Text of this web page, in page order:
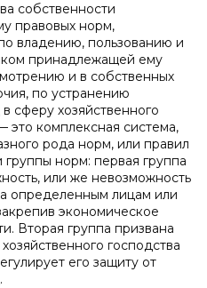
собственности
правовых норм,
владению, пользованию и
принадлежащей ему
и в собственных
по устранению
сферу хозяйственного
это комплексная система,
рода норм, или правил
норм: первая группа
или же невозможность
определенным лицам или
экономическое
Вторая группа призвана
господства
его защиту от